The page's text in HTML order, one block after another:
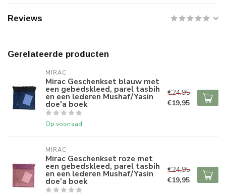
Reviews
Gerelateerde producten
MIRAC
Mirac Geschenkset blauw met
een gebedskleed, parel tasbih
en een lederen Mushaf/Yasin
doe'a boek
Op voorraad
€24,95
€19,95
MIRAC
Mirac Geschenkset roze met
een gebedskleed, parel tasbih
en een lederen Mushaf/Yasin
doe'a boek
€24,95
€19,95